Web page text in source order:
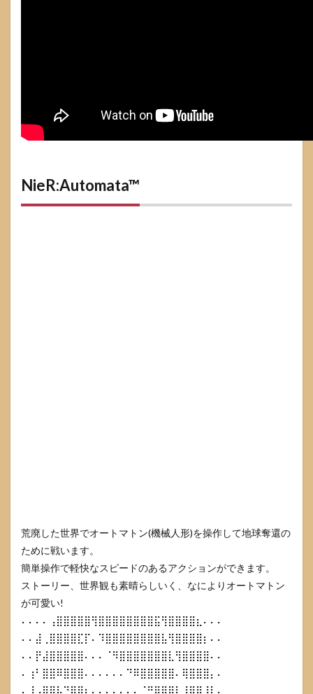
NieR:Automata™
荒廃した世界でオートマトン(機械人形)を操作して地球奪還の
ために戦います。
簡単操作で軽快なスピードのあるアクションができます。
ストーリー、世界観も素晴らしいく、なによりオートマトン
が可愛い!
⠄⠄⠄⠄⢠⣿⣿⣿⣿⣿⢻⣿⣿⣿⣿⣿⣿⣿⣿⣯⢻⣿⣿⣿⣿⣆⠄⠄⠄
⠄⠄⣼⢀⣿⣿⣿⣿⣏⡏⠄⠹⣿⣿⣿⣿⣿⣿⣿⣿⣧⢻⣿⣿⣿⣿⡆⠄⠄
⠄⠄⡟⣼⣿⣿⣿⣿⣿⠄⠄⠄⠈⠻⣿⣿⣿⣿⣿⣿⣿⣇⢻⣿⣿⣿⣿⠄⠄
⠄⢰⠃⣿⣿⠿⣿⣿⣿⠄⠄⠄⠄⠄⠄⠙⠿⣿⣿⣿⣿⣿⠄⢿⣿⣿⣿⡄⠄
⠄⢸⢠⣿⣿⣧⡙⣿⣿⡆⠄⠄⠄⠄⠄⠄⠄⠈⠛⢿⣿⣿⡇⠸⣿⡿⣸⡇⠄